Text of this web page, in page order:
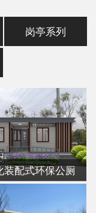
岗亭系列
装配式环保公厕